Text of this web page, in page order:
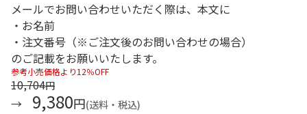
メールでお問い合わせいただく際は、本文に
・お名前
・注文番号（※ご注文後のお問い合わせの場合）
のご記載をお願いいたします。
参考小売価格より12％OFF
10,704円
9,380円(送料・税込)